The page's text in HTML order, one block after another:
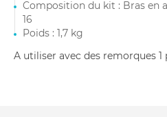
Composition du kit : Bras en
16
Poids : 1,7 kg
A utiliser avec des remorques 1